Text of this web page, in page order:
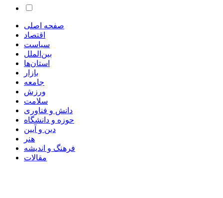
صفحه اصلی
اقتصاد
سیاست
بین‌الملل
استان‌ها
بازار
جامعه
ورزش
سلامت
دانش و فناوری
حوزه و دانشگاه
دین و آیین
هنر
فرهنگ و اندیشه
مقالات